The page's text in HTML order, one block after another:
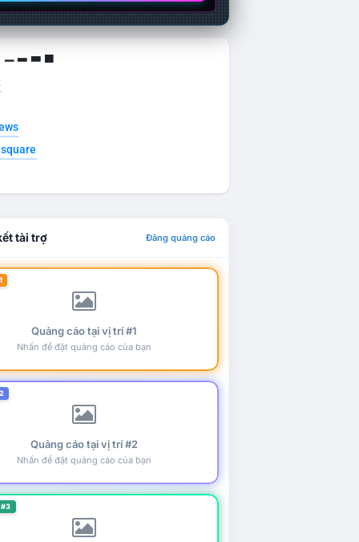
▁ ▂ ▃ ▄
tài trợ Đăng quảng cáo
Quảng cáo tại vị trí #1
Nhấn để đặt quảng cáo của bạn
Quảng cáo tại vị trí #2
Nhấn để đặt quảng cáo của bạn